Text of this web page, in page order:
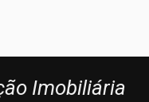
Imobiliária